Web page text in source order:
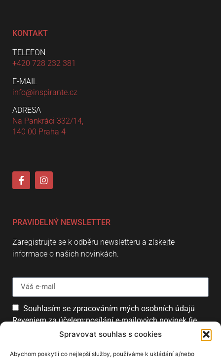
Spravovat souhlas s cookies
Abychom poskytli co nejlepší služby, používáme k ukládání a/nebo
KONTAKT
TELEFON
+420 728 232 381
E-MAIL
info@inspirante.cz
ADRESA
Na Pankráci 332/14,
140 00 Praha 4
PRAVIDELNÝ NEWSLETTER
Zaregistrujte se k odběru newsletteru a získejte
informace o našich novinkách.
Souhlasím se zpracováním mých osobních údajů
Reveniem za účelem:posílání e-mailových novinek (je
možné se kdykoliv odhlásit).
Přihlásit